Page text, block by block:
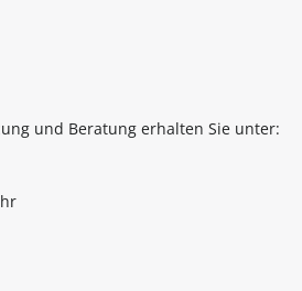
und Beratung erhalten Sie unter: